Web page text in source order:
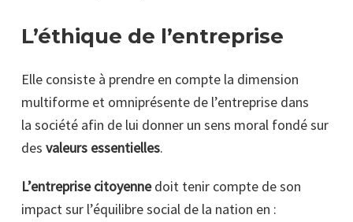
L’éthique de l’entreprise
Elle consiste à prendre en compte la dimension
multiforme et omniprésente de l’entreprise dans
la société afin de lui donner un sens moral fondé sur
des valeurs essentielles.
L’entreprise citoyennedoit tenir compte de son
impact sur l’équilibre social de la nation en :